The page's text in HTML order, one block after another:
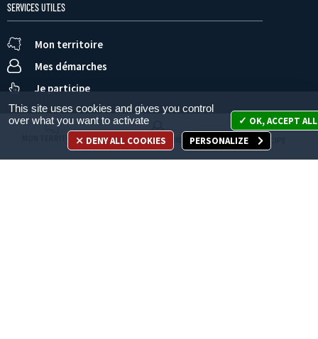
SERVICES UTILES
Mon territoire
Mes démarches
Je participe
MON TERRITOIRE MES DÉMARCHES JE PARTICIPE
This site uses cookies and gives you control
over what you want to activate
OK, ACCEPT ALL
DENY ALL COOKIES
PERSONALIZE